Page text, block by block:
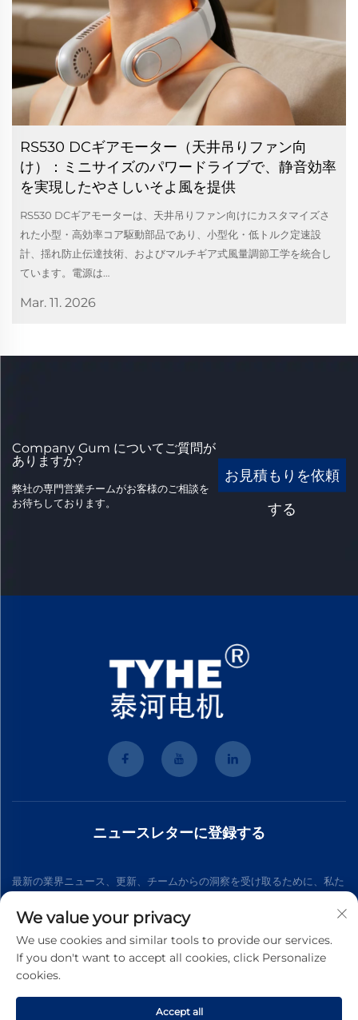
RS530 DCギアモーター（天井吊りファン向
け）：ミニサイズのパワードライブで、静音効率
を実現したやさしいそよ風を提供
RS530 DCギアモーターは、天井吊りファン向けにカスタマイズさ
れた小型・高効率コア駆動部品であり、小型化・低トルク定速設
計、揺れ防止伝達技術、およびマルチギア式風量調節工学を統合し
ています。電源は…
Mar. 11. 2026
Company Gum についてご質問が
ありますか?
弊社の専門営業チームがお客様のご相談を
お待ちしております。
お見積もりを依頼
する
ニュースレターに登録する
最新の業界ニュース、更新、チームからの洞察を受け取るために、私た
購読する
We value your privacy
We use cookies and similar tools to provide our services.
If you don't want to accept all cookies, click Personalize
cookies.
Accept all